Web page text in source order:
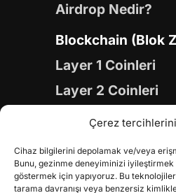
Çerez
Cihaz bilgilerini depolamak ve/veya
Bunu, gezinme deneyiminizi
göstermek için yapıyoruz. Bu
tarama davranışı veya benzersiz
Airdrop Nedir?
Blockchain (Blok
Layer 1 Coinleri
Layer 2 Coinleri
Yapay Zeka (AI)
Gaming Coinleri